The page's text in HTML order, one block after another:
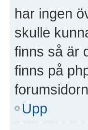
har ingen
skulle
finns så är
finns på
Upp